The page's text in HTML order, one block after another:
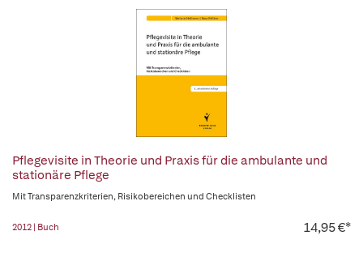
Pflegevisite in Theorie und Praxis für die ambulante und
stationäre Pflege
Mit Transparenzkriterien, Risikobereichen und Checklisten
2012 | Buch 14,95 €*